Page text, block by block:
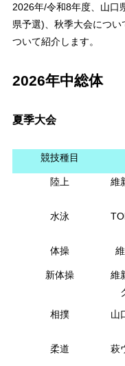
2026年/令和8年度、山口
県予選)、秋季大会につ
ついて紹介します。
2026年中総体
夏季大会
競技種目
陸上
維
水泳
体操
新体操
維
相撲
山
柔道
萩